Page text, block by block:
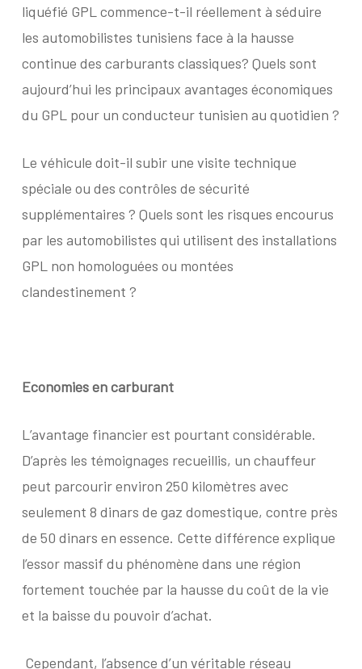
liquéfié GPL commence-t-il réellement à séduire
les automobilistes tunisiens face à la hausse
continue des carburants classiques? Quels sont
aujourd’hui les principaux avantages économiques
du GPL pour un conducteur tunisien au quotidien ?
Le véhicule doit-il subir une visite technique
spéciale ou des contrôles de sécurité
supplémentaires ? Quels sont les risques encourus
par les automobilistes qui utilisent des installations
GPL non homologuées ou montées
clandestinement ?
Economies en carburant
L’avantage financier est pourtant considérable.
D’après les témoignages recueillis, un chauffeur
peut parcourir environ 250 kilomètres avec
seulement 8 dinars de gaz domestique, contre près
de 50 dinars en essence. Cette différence explique
l’essor massif du phénomène dans une région
fortement touchée par la hausse du coût de la vie
et la baisse du pouvoir d’achat.
Cependant, l’absence d’un véritable réseau